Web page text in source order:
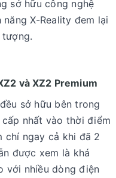
sở hữu công nghệ
X-Reality đem lại
và XZ2 Premium
sở hữu bên trong
nhất vào thời điểm
chí ngay cả khi đã 2
được xem là khá
với nhiều dòng điện